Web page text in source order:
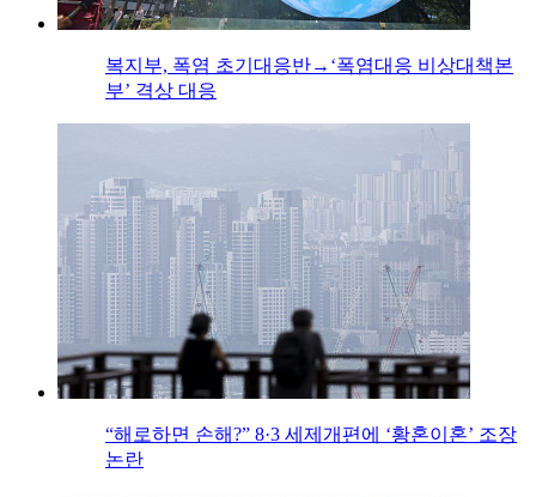
복지부, 폭염 초기대응반→‘폭염대응 비상대책본
부’ 격상 대응
“해로하면 손해?” 8·3 세제개편에 ‘황혼이혼’ 조장
논란